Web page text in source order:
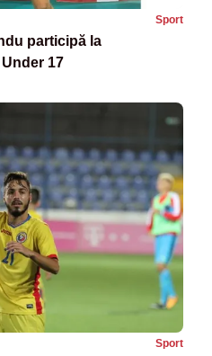
Sport
participă la
17
Sport